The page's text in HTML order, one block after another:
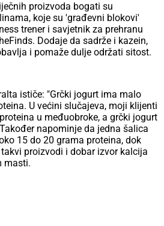
proizvoda bogati su
koje su 'građevni blokovi'
trener i savjetnik za prehranu
Dodaje da sadrže i kazein,
i pomaže dulje održati sitost.
ističe: "Grčki jogurt ima malo
U većini slučajeva, moji klijenti
u međuobroke, a grčki jogurt
napominje da jedna šalica
15 do 20 grama proteina, dok
proizvodi i dobar izvor kalcija
masti.